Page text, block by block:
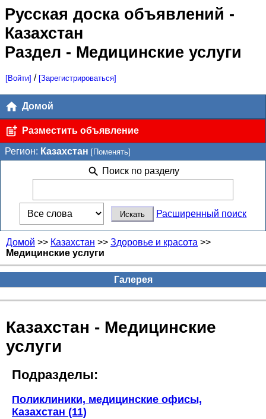
Русская доска объявлений -
Казахстан
Раздел - Медицинские услуги
[Войти] / [Зарегистрироваться]
Домой
Разместить объявление
Регион: Казахстан [Поменять]
Поиск по разделу
Расширенный поиск
Домой >> Казахстан >> Здоровье и красота >>
Медицинские услуги
Галерея
Казахстан - Медицинские
услуги
Подразделы:
Поликлиники, медицинские офисы,
Казахстан (11)